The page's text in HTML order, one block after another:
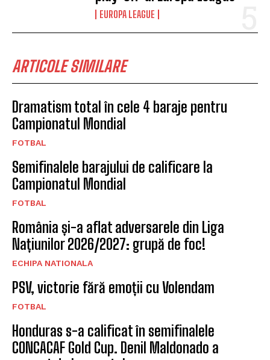
EUROPA LEAGUE
ARTICOLE SIMILARE
Dramatism total în cele 4 baraje pentru
Campionatul Mondial
FOTBAL
Semifinalele barajului de calificare la
Campionatul Mondial
FOTBAL
România și-a aflat adversarele din Liga
Națiunilor 2026/2027: grupă de foc!
ECHIPA NATIONALA
PSV, victorie fără emoții cu Volendam
FOTBAL
Honduras s-a calificat în semifinalele
CONCACAF Gold Cup. Denil Maldonado a